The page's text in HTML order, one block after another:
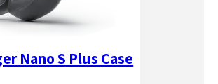
Nano S Plus Case